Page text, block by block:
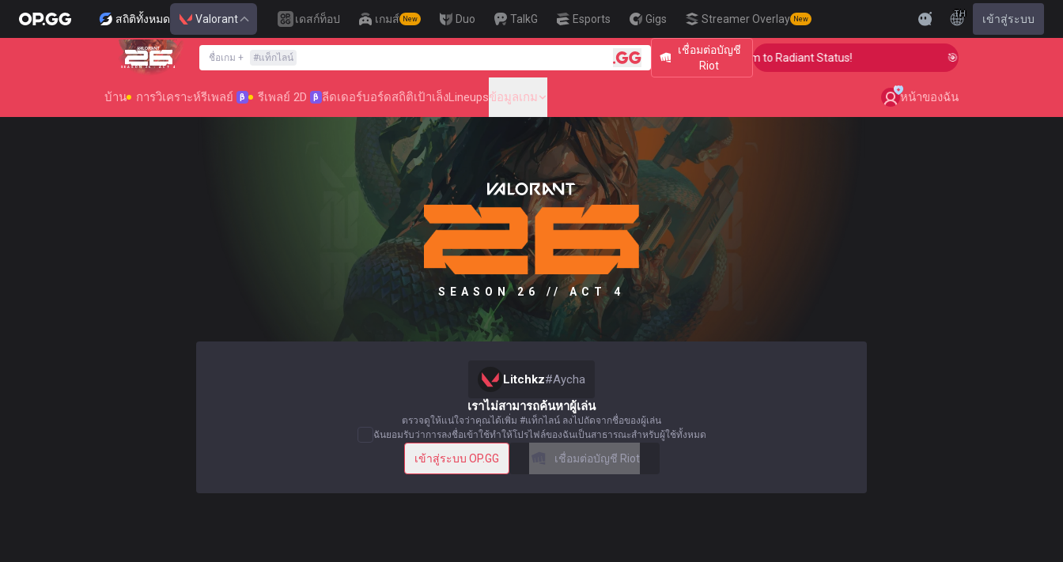
สถิติทั้งหมด Valorant เดสก์ท็อป เกมส์ New Duo TalkG Esports Gigs Streamer Overlay New
TH เข้าสู่ระบบ
SEASON 26 : ACT 4
ชื่อเกม + #แท็กไลน์
เชื่อมต่อบัญชี
Riot
🎯 Level Up Your Aim to Radiant Status! 🎯 Level Up Your Aim to
บ้าน การวิเคราะห์รีเพลย์ β รีเพลย์ 2D β ลีดเดอร์บอร์ดสถิติเป้าเล็งLineupsข้อมูลเกม หน้าของฉัน
SEASON 26 // ACT 4
Litchkz#Aycha
เราไม่สามารถค้นหาผู้เล่น
ตรวจดูให้แน่ใจว่าคุณได้เพิ่ม #แท็กไลน์ ลงไปถัดจากชื่อของผู้เล่น
ฉันยอมรับว่าการลงชื่อเข้าใช้ทำให้โปรไฟล์ของฉันเป็นสาธารณะสำหรับผู้ใช้ทั้งหมด
เข้าสู่ระบบ OP.GG เชื่อมต่อบัญชี Riot